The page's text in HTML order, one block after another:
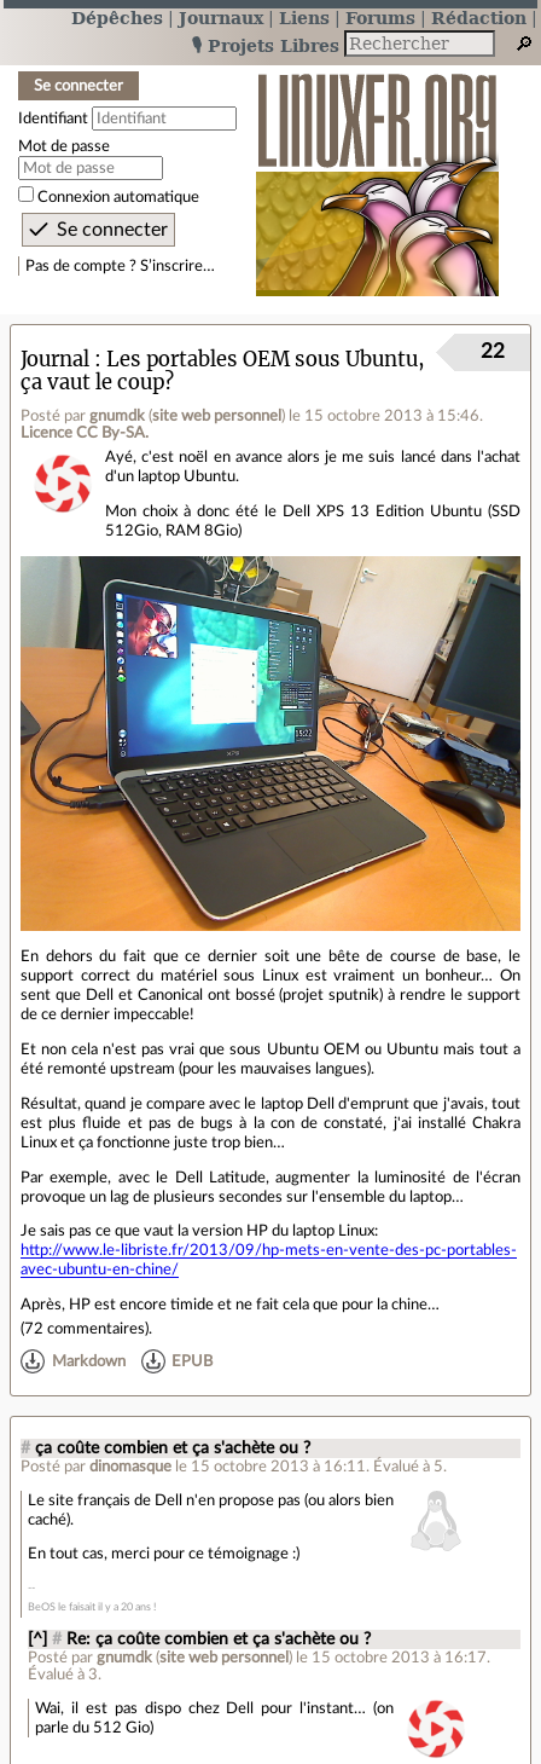
Dépêches Journaux Liens Forums
Rédaction
🎙️ Projets Libres
Se connecter
Identifiant
Mot de passe
Connexion automatique
Pas de compte ? S’inscrire…
Journal
Les portables OEM sous Ubuntu,
ça vaut le coup?
Posté par gnumdk (site web personnel ) le 15 octobre 2013 à 15:46.
Licence CC By‑SA.
22
Ayé, c'est noël en avance alors je me suis lancé dans l'achat
d'un laptop Ubuntu.
Mon choix à donc été le Dell XPS 13 Edition Ubuntu (SSD
512Gio, RAM 8Gio)
En dehors du fait que ce dernier soit une bête de course de base, le
support correct du matériel sous Linux est vraiment un bonheur… On
sent que Dell et Canonical ont bossé (projet sputnik) à rendre le support
de ce dernier impeccable!
Et non cela n'est pas vrai que sous Ubuntu OEM ou Ubuntu mais tout a
été remonté upstream (pour les mauvaises langues).
Résultat, quand je compare avec le laptop Dell d'emprunt que j'avais, tout
est plus fluide et pas de bugs à la con de constaté, j'ai installé Chakra
Linux et ça fonctionne juste trop bien…
Par exemple, avec le Dell Latitude, augmenter la luminosité de l'écran
provoque un lag de plusieurs secondes sur l'ensemble du laptop…
Je sais pas ce que vaut la version HP du laptop Linux:
http://www.le-libriste.fr/2013/09/hp-mets-en-vente-des-pc-portables-
avec-ubuntu-en-chine/
Après, HP est encore timide et ne fait cela que pour la chine…
(72 commentaires).
Markdown EPUB
# ça coûte combien et ça s'achète ou ?
Posté par dinomasque le 15 octobre 2013 à 16:11 . Évalué à 5.
Le site français de Dell n'en propose pas (ou alors bien
caché).
En tout cas, merci pour ce témoignage :)
BeOS le faisait il y a 20 ans !
[^] # Re: ça coûte combien et ça s'achète ou ?
Posté pargnumdk (site web personnel ) le 15 octobre 2013 à 16:17.
Évalué à 3.
Wai, il est pas dispo chez Dell pour l'instant… (on
parle du 512 Gio)